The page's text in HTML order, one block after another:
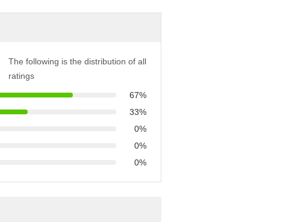
The following is the distribution of all
ratings
67%
33%
0%
0%
0%